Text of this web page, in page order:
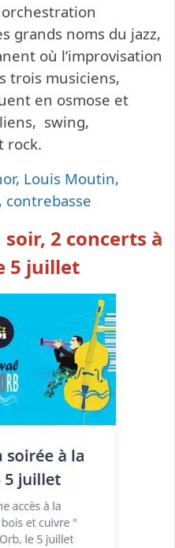
grands noms du jazz,
où l’improvisation
trois musiciens,
en osmose et
swing,
rock.
Louis Moutin,
2 concerts à
5 juillet